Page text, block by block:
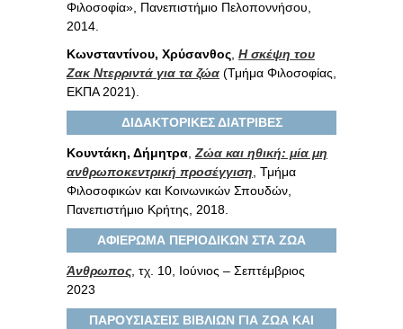
Φιλοσοφία», Πανεπιστήμιο Πελοποννήσου,
2014.
Κωνσταντίνου, Χρύσανθος, Η σκέψη του
Ζακ Ντερριντά για τα ζώα (Τμήμα Φιλοσοφίας,
ΕΚΠΑ 2021).
ΔΙΔΑΚΤΟΡΙΚΕΣ ΔΙΑΤΡΙΒΕΣ
Κουντάκη, Δήμητρα,Ζώα και ηθική: μία μη
ανθρωποκεντρική προσέγγιση, Τμήμα
Φιλοσοφικών και Κοινωνικών Σπουδών,
Πανεπιστήμιο Κρήτης, 2018.
ΑΦΙΕΡΩΜΑ ΠΕΡΙΟΔΙΚΩΝ ΣΤΑ ΖΩΑ
Άνθρωπος, τχ. 10, Ιούνιος – Σεπτέμβριος
2023
ΠΑΡΟΥΣΙΑΣΕΙΣ ΒΙΒΛΙΩΝ ΓΙΑ ΖΩΑ ΚΑΙ